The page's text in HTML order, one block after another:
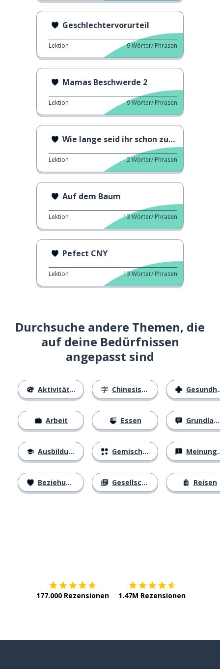
Geschlechtervorurteil
Lektion 9Wörter/ Phrasen
Mamas Beschwerde 2
Lektion 9Wörter/ Phrasen
Wie lange seid ihr schon zusammen?
Lektion 2Wörter/ Phrasen
Auf dem Baum
Lektion 13Wörter/ Phrasen
Pefect CNY
Lektion 13Wörter/ Phrasen
Durchsuche andere Themen, die
auf deine Bedürfnissen
angepasst sind
Aktivitäten
Arbeit
Ausbildung
Beziehungen
Chinesische Schriftzeichen
Essen
Gemischtes
Gesellschaft
Gesundheit
Grundlagen
Meinungen
Reisen
177.000 Rezensionen 1.47M Rezensionen